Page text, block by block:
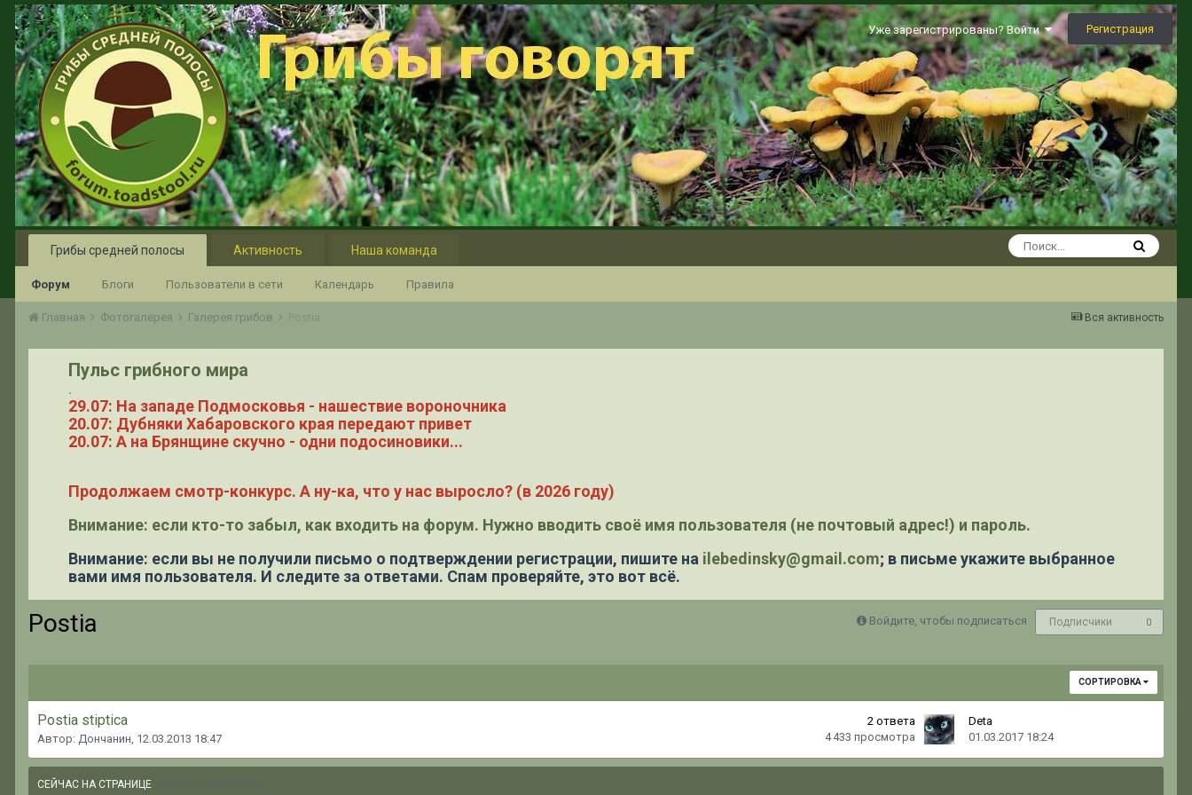
Уже зарегистрированы? Войти Регистрация
Грибы средней полосы
Форум Блоги Пользователи в сети Календарь Правила
Активность Наша команда
Вся активность
Главная Фотогалерея Галерея грибов Postia
Пульс грибного мира
.
29.07: На западе Подмосковья - нашествие вороночника
20.07: Дубняки Хабаровского края передают привет
20.07: А на Брянщине скучно - одни подосиновики...
Продолжаем смотр-конкурс. А ну-ка, что у нас выросло? (в 2026 году)
Внимание: если кто-то забыл, как входить на форум. Нужно вводить своё имя пользователя (не почтовый адрес!) и пароль.
Внимание: если вы не получили письмо о подтверждении регистрации, пишите на ilebedinsky@gmail.com; в письме укажите выбранное
вами имя пользователя. И следите за ответами. Спам проверяйте, это вот всё.
Postia Войдите, чтобы подписаться Подписчики 0
СОРТИРОВКА
Postia stiptica
Автор: Дончанин, 12.03.2013 18:47
2 ответа
4 433 просмотра
Deta
01.03.2017 18:24
СЕЙЧАС НА СТРАНИЦЕ 0 ПОЛЬЗОВАТЕЛЕЙ